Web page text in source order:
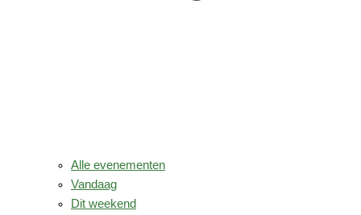
Alle evenementen
Vandaag
Dit weekend